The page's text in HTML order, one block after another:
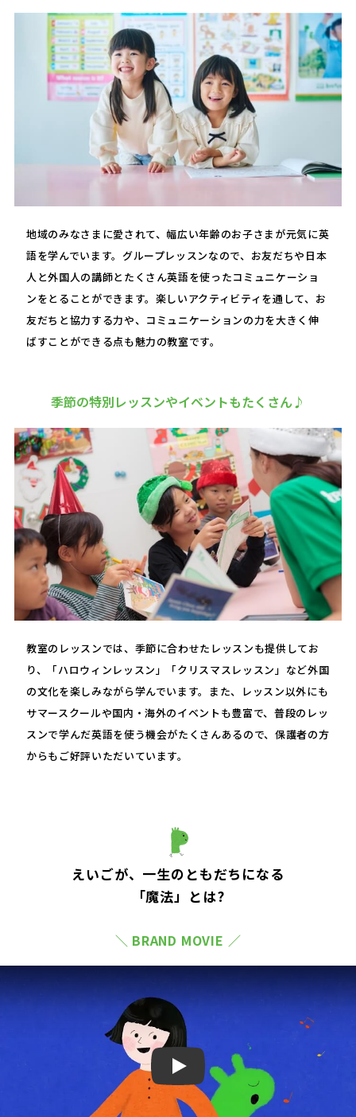
地域のみなさまに愛されて、幅広い年齢のお子さまが元気に英
語を学んでいます。グループレッスンなので、お友だちや日本
人と外国人の講師とたくさん英語を使ったコミュニケーショ
ンをとることができます。楽しいアクティビティを通して、お
友だちと協力する力や、コミュニケーションの力を大きく伸
ばすことができる点も魅力の教室です。
季節の特別レッスンやイベントもたくさん♪
教室のレッスンでは、季節に合わせたレッスンも提供してお
り、「ハロウィンレッスン」「クリスマスレッスン」など外国
の文化を楽しみながら学んでいます。また、レッスン以外にも
サマースクールや国内・海外のイベントも豊富で、普段のレッ
スンで学んだ英語を使う機会がたくさんあるので、保護者の方
からもご好評いただいています。
えいごが、一生のともだちになる
「魔法」とは?
＼ BRAND MOVIE ／